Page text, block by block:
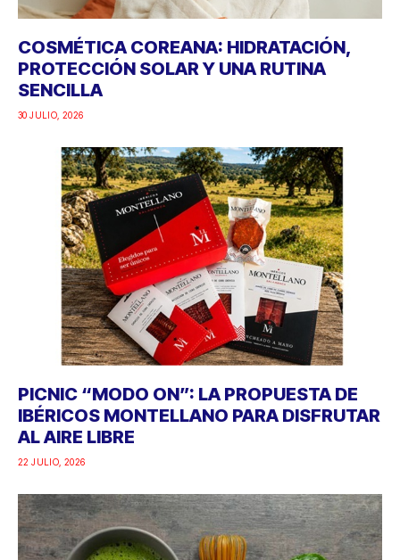
COSMÉTICA COREANA: HIDRATACIÓN,
PROTECCIÓN SOLAR Y UNA RUTINA
SENCILLA
30 JULIO, 2026
PICNIC “MODO ON”: LA PROPUESTA DE
IBÉRICOS MONTELLANO PARA DISFRUTAR
AL AIRE LIBRE
22 JULIO, 2026